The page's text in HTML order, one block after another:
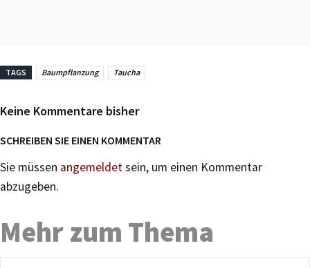
TAGS Baumpflanzung Taucha
Keine Kommentare bisher
SCHREIBEN SIE EINEN KOMMENTAR
Sie müssen angemeldetsein, um einen Kommentar
abzugeben.
Mehr zum Thema